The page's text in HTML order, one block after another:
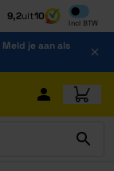
9,2uit10
Incl BTW
Inclusief
Meld je aan als